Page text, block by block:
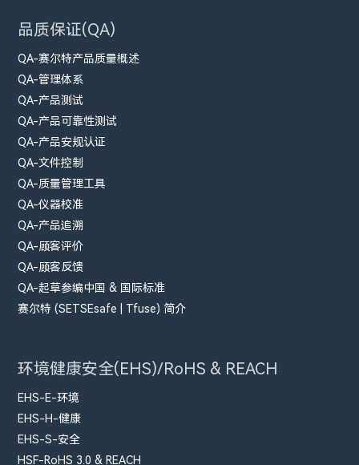
品质保证(QA)
QA-赛尔特产品质量概述
QA-管理体系
QA-产品测试
QA-产品可靠性测试
QA-产品安规认证
QA-文件控制
QA-质量管理工具
QA-仪器校准
QA-产品追溯
QA-顾客评价
QA-顾客反馈
QA-起草参编中国 & 国际标准
赛尔特 (SETSEsafe | Tfuse) 简介
环境健康安全(EHS)/RoHS & REACH
EHS-E-环境
EHS-H-健康
EHS-S-安全
HSF-RoHS 3.0 & REACH